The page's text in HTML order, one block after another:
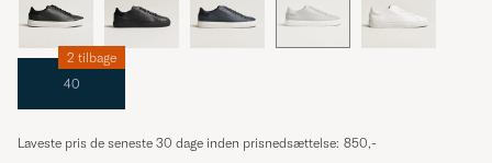
40
2 tilbage
Laveste pris de seneste 30 dage inden prisnedsættelse: 850,-